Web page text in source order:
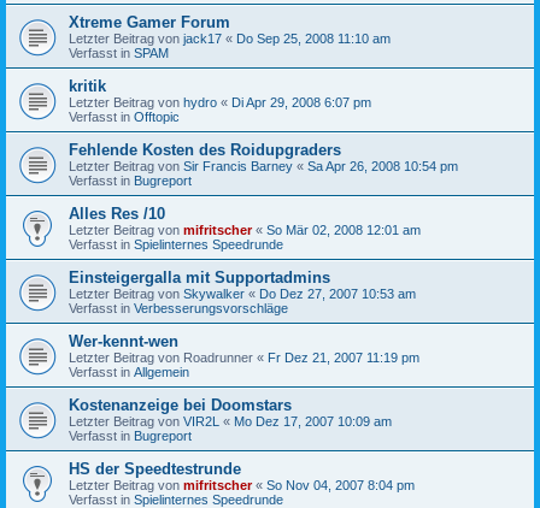
Xtreme Gamer Forum
Letzter Beitrag von jack17 « Do Sep 25, 2008 11:10 am
Verfasst in SPAM
kritik
Letzter Beitrag von hydro « Di Apr 29, 2008 6:07 pm
Verfasst in Offtopic
Fehlende Kosten des Roidupgraders
Letzter Beitrag von Sir Francis Barney « Sa Apr 26, 2008 10:54 pm
Verfasst in Bugreport
Alles Res /10
Letzter Beitrag von mifritscher« So Mär 02, 2008 12:01 am
Verfasst in Spielinternes Speedrunde
Einsteigergalla mit Supportadmins
Letzter Beitrag von Skywalker « Do Dez 27, 2007 10:53 am
Verfasst in Verbesserungsvorschläge
Wer-kennt-wen
Letzter Beitrag von Roadrunner « Fr Dez 21, 2007 11:19 pm
Verfasst in Allgemein
Kostenanzeige bei Doomstars
Letzter Beitrag von VIR2L « Mo Dez 17, 2007 10:09 am
Verfasst in Bugreport
HS der Speedtestrunde
Letzter Beitrag von mifritscher« So Nov 04, 2007 8:04 pm
Verfasst in Spielinternes Speedrunde